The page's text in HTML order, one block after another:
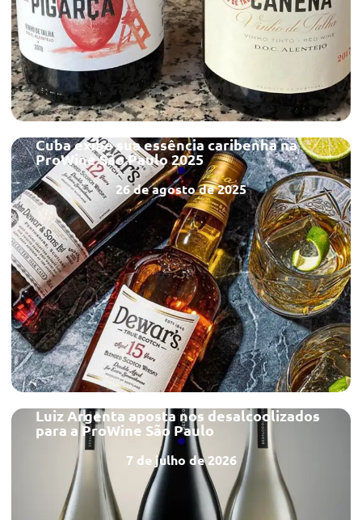
Cuba exibe sua essência caribenha na
ProWine São Paulo 2025
26 de agosto de 2025
Luiz Argenta aposta nos desalcoolizados
para a ProWine São Paulo
7 de julho de 2026